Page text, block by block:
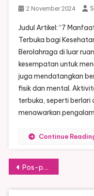
2 November 2024
Judul Artikel: “7
Terbuka bagi
Berolahraga di luar
kesempatan untuk
juga mendatangkan
fisik dan mental.
terbuka, seperti berlari
menawarkan
Continue
Navigasi
pos
Pos-pos lama